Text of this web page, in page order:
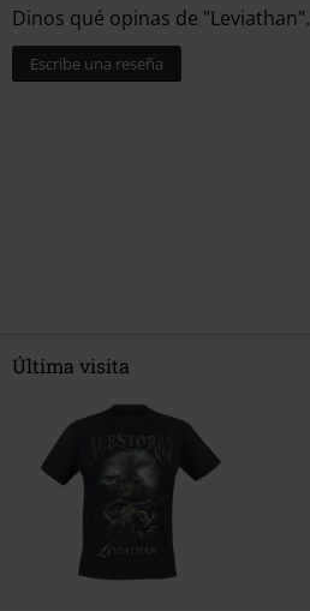
Dinos qué opinas de "Leviathan".
Escribe una reseña
Última visita